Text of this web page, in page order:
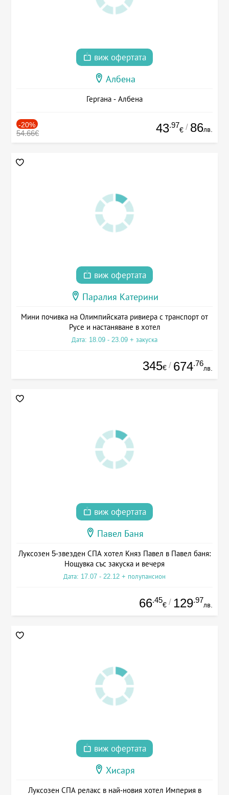
виж офертата
Албена
Гергана - Албена
-20%
54.66€ 43.97
€ / 86лв.
виж офертата
Паралия Катерини
Мини почивка на Олимпийската ривиера с транспорт от
Русе и настаняване в хотел
Дата: 18.09 - 23.09 + закуска
345€ / 674.76
лв.
виж офертата
Павел Баня
Луксозен 5-звезден СПА хотел Княз Павел в Павел баня:
Нощувка със закуска и вечеря
Дата: 17.07 - 22.12 + полупансион
66.45
€ / 129.97
лв.
виж офертата
Хисаря
Луксозен СПА релакс в най-новия хотел Империя в